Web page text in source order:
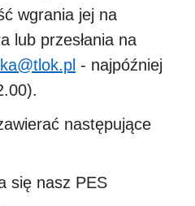
wgrania jej na
lub przesłania na
- najpóźniej
następujące
się nasz PES